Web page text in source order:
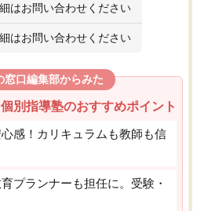
はお問い合わせください
はお問い合わせください
窓口編集部からみた
別指導塾のおすすめポイント
感！カリキュラムも教師も信
プランナーも担任に。受験・